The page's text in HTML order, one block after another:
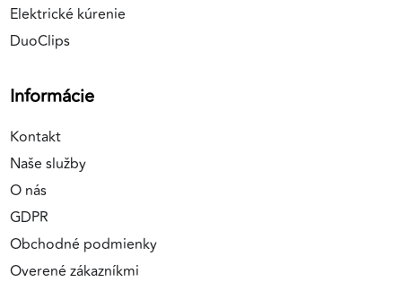
Elektrické kúrenie
DuoClips
Informácie
Kontakt
Naše služby
O nás
GDPR
Obchodné podmienky
Overené zákazníkmi